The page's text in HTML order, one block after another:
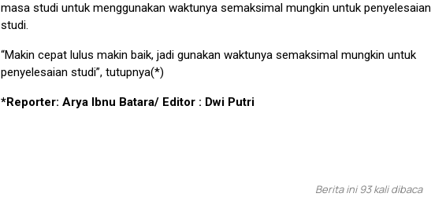
masa studi untuk menggunakan waktunya semaksimal mungkin untuk penyelesaian
studi.
“Makin cepat lulus makin baik, jadi gunakan waktunya semaksimal mungkin untuk
penyelesaian studi”, tutupnya(*)
*Reporter: Arya Ibnu Batara/ Editor : Dwi Putri
Berita ini 93 kali dibaca